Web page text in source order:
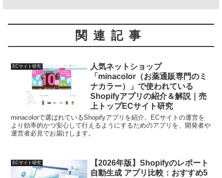
関連記事
ECサイト研究
人気ネットショップ
「minacolor（お薬通販専門のミ
ナカラー）」で使われている
Shopifyアプリの紹介＆解説｜売
上トップECサイト研究
minacolorで選ばれているShopifyアプリを紹介。ECサイトの運営を
より効率的かつ安心して行えるようにするためのアプリを、開発者や
運営者必見でお届けします。
ECサイト研究
【2026年版】Shopifyのレポート
自動生成 アプリ比較：おすすめ5